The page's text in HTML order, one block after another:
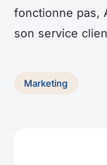
fonctionne pas,
son service
Marketing